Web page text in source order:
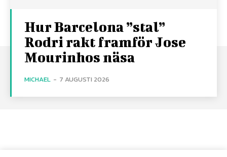
Hur Barcelona ”stal”
Rodri rakt framför Jose
Mourinhos näsa
MICHAEL - 7 AUGUSTI 2026